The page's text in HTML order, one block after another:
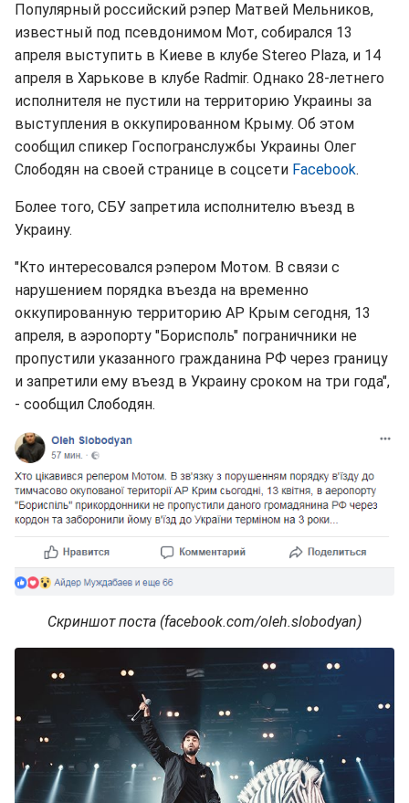
Популярный российский рэпер Матвей Мельников,
известный под псевдонимом Мот, собирался 13
апреля выступить в Киеве в клубе Stereo Plaza, и 14
апреля в Харькове в клубе Radmir. Однако 28-летнего
исполнителя не пустили на территорию Украины за
выступления в оккупированном Крыму. Об этом
сообщил спикер Госпогранслужбы Украины Олег
Слободян на своей странице в соцсети Facebook.
Более того, СБУ запретила исполнителю въезд в
Украину.
"Кто интересовался рэпером Мотом. В связи с
нарушением порядка въезда на временно
оккупированную территорию АР Крым сегодня, 13
апреля, в аэропорту "Борисполь" пограничники не
пропустили указанного гражданина РФ через границу
и запретили ему въезд в Украину сроком на три года",
- сообщил Слободян.
Скриншот поста (facebook.com/oleh.slobodyan)